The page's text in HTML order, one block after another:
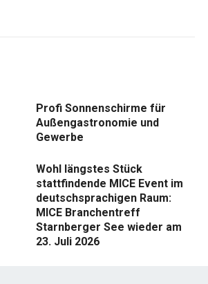
Profi Sonnenschirme für
Außengastronomie und
Gewerbe
Wohl längstes Stück
stattfindende MICE Event im
deutschsprachigen Raum:
MICE Branchentreff
Starnberger See wieder am
23. Juli 2026